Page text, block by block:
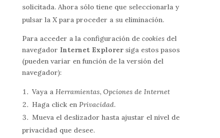
solicitada. Ahora sólo tiene que seleccionarla y
pulsar la Xpara proceder a su eliminación.
Para acceder a la configuración de cookiesdel
navegador Internet Explorersiga estos pasos
(pueden variar en función de la versión del
navegador):
Vaya a Herramientas, Opciones de Internet
Haga click en Privacidad.
Mueva el deslizador hasta ajustar el nivel de
privacidad que desee.